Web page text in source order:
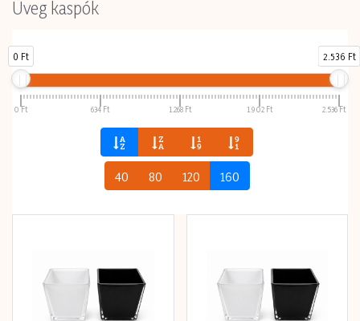
Üveg kaspók
Ár
0 Ft 2.536 Ft
0 Ft 634 Ft 1.268 Ft 1.902 Ft 2.536 Ft
40 80 120 160